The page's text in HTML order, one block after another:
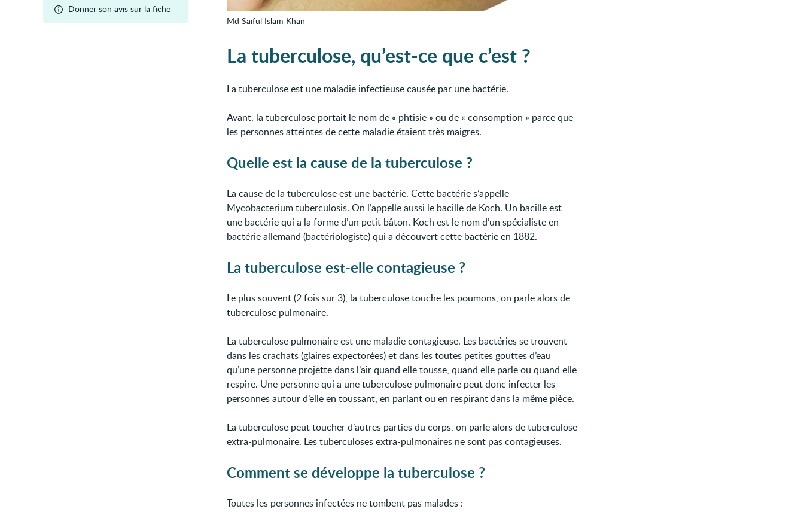
Md Saiful Islam Khan
La tuberculose, qu’est-ce que c’est ?
La tuberculose est une maladie infectieuse causée par une bactérie.
Avant, la tuberculose portait le nom de « phtisie » ou de « consomption » parce que
les personnes atteintes de cette maladie étaient très maigres.
Quelle est la cause de la tuberculose ?
La cause de la tuberculose est une bactérie. Cette bactérie s’appelle
Mycobacterium tuberculosis. On l’appelle aussi le bacille de Koch. Un bacille est
une bactérie qui a la forme d’un petit bâton. Koch est le nom d’un spécialiste en
bactérie allemand (bactériologiste) qui a découvert cette bactérie en 1882.
La tuberculose est-elle contagieuse ?
Le plus souvent (2 fois sur 3), la tuberculose touche les poumons, on parle alors de
tuberculose pulmonaire.
La tuberculose pulmonaire est une maladie contagieuse. Les bactéries se trouvent
dans les crachats (glaires expectorées) et dans les toutes petites gouttes d’eau
qu’une personne projette dans l’air quand elle tousse, quand elle parle ou quand elle
respire. Une personne qui a une tuberculose pulmonaire peut donc infecter les
personnes autour d’elle en toussant, en parlant ou en respirant dans la même pièce.
La tuberculose peut toucher d’autres parties du corps, on parle alors de tuberculose
extra-pulmonaire. Les tuberculoses extra-pulmonaires ne sont pas contagieuses.
Comment se développe la tuberculose ?
Toutes les personnes infectées ne tombent pas malades :
Donner son avis sur la fiche